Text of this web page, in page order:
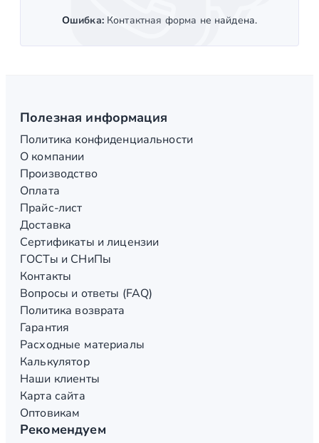
Ошибка:Контактная форма не найдена.
Полезная информация
Политика конфиденциальности
О компании
Производство
Оплата
Прайс-лист
Доставка
Сертификаты и лицензии
ГОСТы и СНиПы
Контакты
Вопросы и ответы (FAQ)
Политика возврата
Гарантия
Расходные материалы
Калькулятор
Наши клиенты
Карта сайта
Оптовикам
Рекомендуем